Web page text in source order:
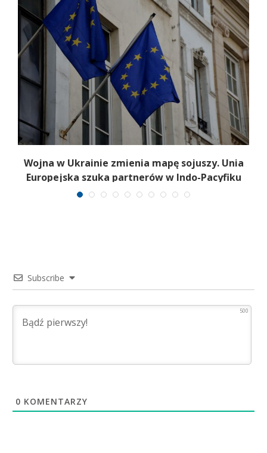
Wojna w Ukrainie zmienia mapę sojuszy. Unia
Europejska szuka partnerów w Indo-Pacyfiku
Subscribe
500
0 KOMENTARZY